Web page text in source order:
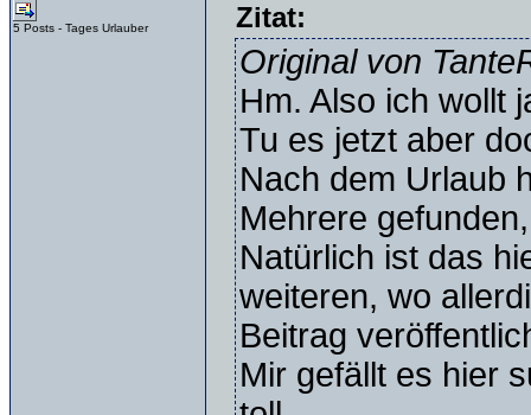
5 Posts - Tages Urlauber Zitat:
Original von
Hm. Also ich wollt
Tu es jetzt aber
Nach dem Urlaub
Mehrere
Natürlich ist das
weiteren, wo
Beitrag
Mir gefällt es hier